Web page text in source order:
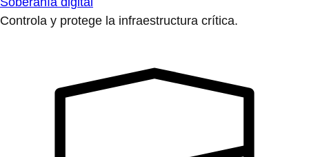
Controla y protege la infraestructura crítica.